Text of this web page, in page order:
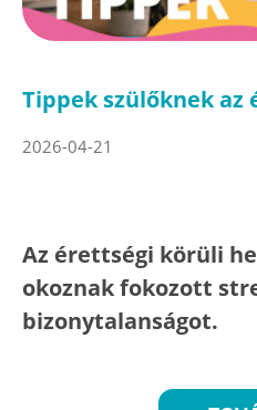
Tippek szülőknek
2026-04-21
Az érettségi körüli
okoznak fokozott
bizonytalanságot.